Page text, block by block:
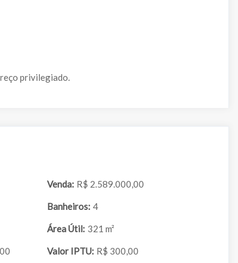
privilegiado.
Venda: R$ 2.589.000,00
Banheiros: 4
Área Útil: 321 m²
Valor IPTU: R$ 300,00